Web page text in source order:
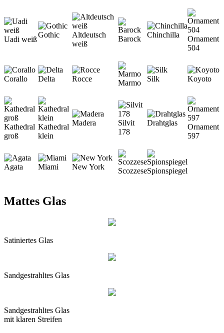
Uadi weiß
Gothic
Altdeutsch
weiß
Barock Chinchilla
Ornament
504
Corallo Delta Rocce Marmo Silk Koyoto
Kathedral
groß
Kathedral
klein
Madera
Silvit
178
Drahtglas
Ornament
597
Agata Miami New York ScozzeseSpionspiegel
Mattes Glas
Satiniertes Glas
Sandgestrahltes Glas
Sandgestrahltes Glas
mit klaren Streifen